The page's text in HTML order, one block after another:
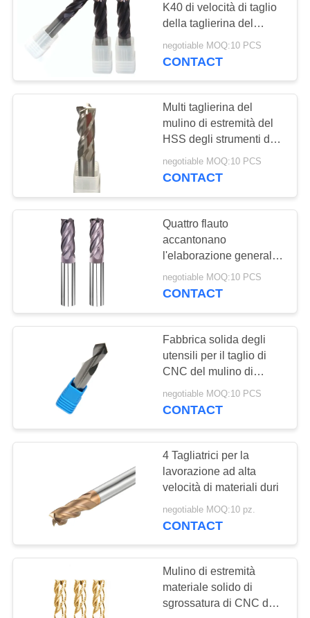
K40 di velocità di taglio
della taglierina del
mulino di estremità del
carburo alta Fundable
negotiable MOQ:10 PCS
CONTACT
Multi taglierina del
mulino di estremità del
HSS degli strumenti dei
mulini di estremità del
carburo di rendimento
negotiable MOQ:10 PCS
CONTACT
Quattro flauto
accantonano
l'elaborazione generale
del carburo di tungsteno
della taglierina del
negotiable MOQ:10 PCS
CONTACT
Fabbrica solida degli
utensili per il taglio di
CNC del mulino di
estremità di taglio
concentrare del carburo
smusso
negotiable MOQ:10 PCS
CONTACT
4 Tagliatrici per la
lavorazione ad alta
velocità di materiali duri
negotiable MOQ:10 pz.
CONTACT
Mulino di estremità
materiale solido di
sgrossatura di CNC del